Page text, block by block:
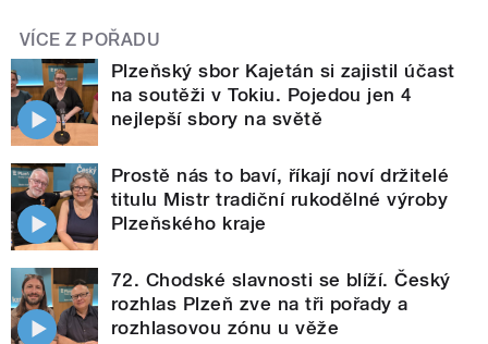
VÍCE Z POŘADU
Plzeňský sbor Kajetán si zajistil účast
na soutěži v Tokiu. Pojedou jen 4
nejlepší sbory na světě
Prostě nás to baví, říkají noví držitelé
titulu Mistr tradiční rukodělné výroby
Plzeňského kraje
72. Chodské slavnosti se blíží. Český
rozhlas Plzeň zve na tři pořady a
rozhlasovou zónu u věže